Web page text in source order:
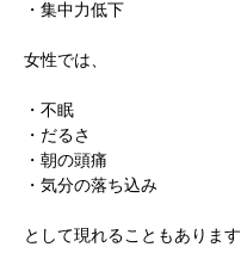
・集中力低下
女性では、
・不眠
・だるさ
・朝の頭痛
・気分の落ち込み
として現れることもあります